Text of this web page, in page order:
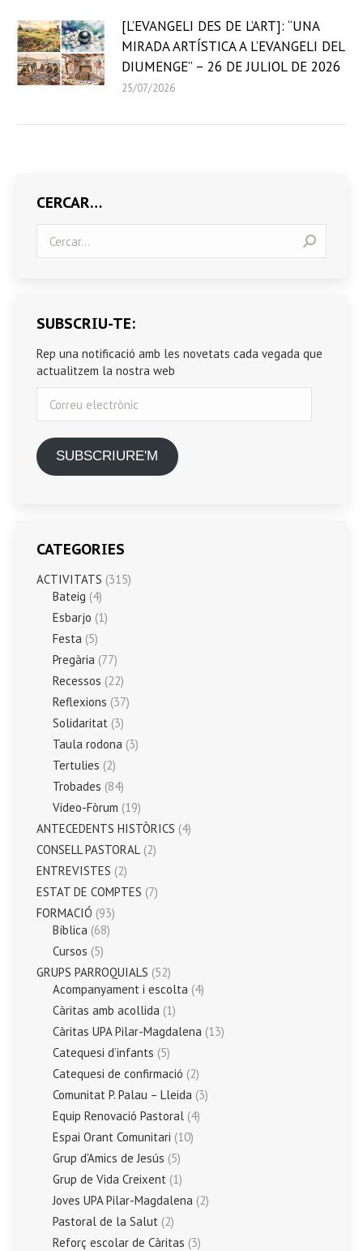
[L’EVANGELI DES DE L’ART]: “UNA
MIRADA ARTÍSTICA A L’EVANGELI DEL
DIUMENGE” – 26 DE JULIOL DE 2026
25/07/2026
CERCAR…
SUBSCRIU-TE:
Rep una notificació amb les novetats cada vegada que
actualitzem la nostra web
electrònic
SUBSCRIURE'M
CATEGORIES
ACTIVITATS (315)
Bateig (4)
Esbarjo (1)
Festa (5)
Pregària (77)
Recessos (22)
Reflexions (37)
Solidaritat (3)
Taula rodona (3)
Tertulies (2)
Trobades (84)
Vídeo-Fòrum (19)
ANTECEDENTS HISTÒRICS (4)
CONSELL PASTORAL (2)
ENTREVISTES (2)
ESTAT DE COMPTES (7)
FORMACIÓ (93)
Bíblica (68)
Cursos (5)
GRUPS PARROQUIALS (52)
Acompanyament i escolta (4)
Càritas amb acollida (1)
Càritas UPA Pilar-Magdalena (13)
Catequesi d’infants (5)
Catequesi de confirmació (2)
Comunitat P. Palau – Lleida (3)
Equip Renovació Pastoral (4)
Espai Orant Comunitari (10)
Grup d'Amics de Jesús (5)
Grup de Vida Creixent (1)
Joves UPA Pilar-Magdalena (2)
Pastoral de la Salut (2)
Reforç escolar de Càritas (3)